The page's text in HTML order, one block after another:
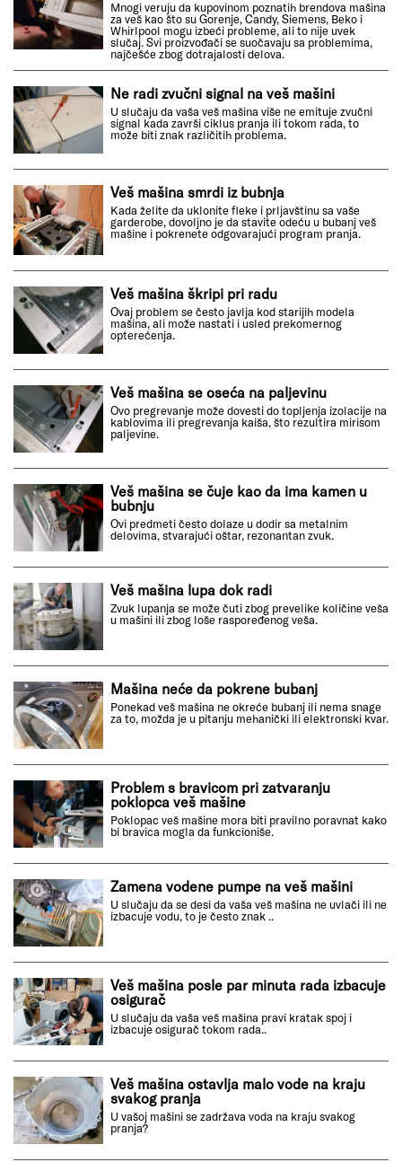
Mnogi veruju da kupovinom poznatih brendova mašina
za veš kao što su Gorenje, Candy, Siemens, Beko i
Whirlpool mogu izbeći probleme, ali to nije uvek
slučaj. Svi proizvođači se suočavaju sa problemima,
najčešće zbog dotrajalosti delova.
Ne radi zvučni signal na veš mašini
U slučaju da vaša veš mašina više ne emituje zvučni
signal kada završi ciklus pranja ili tokom rada, to
može biti znak različitih problema.
Veš mašina smrdi iz bubnja
Kada želite da uklonite fleke i prljavštinu sa vaše
garderobe, dovoljno je da stavite odeću u bubanj veš
mašine i pokrenete odgovarajući program pranja.
Veš mašina škripi pri radu
Ovaj problem se često javlja kod starijih modela
mašina, ali može nastati i usled prekomernog
opterećenja.
Veš mašina se oseća na paljevinu
Ovo pregrevanje može dovesti do topljenja izolacije na
kablovima ili pregrevanja kaiša, što rezultira mirisom
paljevine.
Veš mašina se čuje kao da ima kamen u
bubnju
Ovi predmeti često dolaze u dodir sa metalnim
delovima, stvarajući oštar, rezonantan zvuk.
Veš mašina lupa dok radi
Zvuk lupanja se može čuti zbog prevelike količine veša
u mašini ili zbog loše raspoređenog veša.
Mašina neće da pokrene bubanj
Ponekad veš mašina ne okreće bubanj ili nema snage
za to, možda je u pitanju mehanički ili elektronski kvar.
Problem s bravicom pri zatvaranju
poklopca veš mašine
Poklopac veš mašine mora biti pravilno poravnat kako
bi bravica mogla da funkcioniše.
Zamena vodene pumpe na veš mašini
U slučaju da se desi da vaša veš mašina ne uvlači ili ne
izbacuje vodu, to je često znak ..
Veš mašina posle par minuta rada izbacuje
osigurač
U slučaju da vaša veš mašina pravi kratak spoj i
izbacuje osigurač tokom rada..
Veš mašina ostavlja malo vode na kraju
svakog pranja
U vašoj mašini se zadržava voda na kraju svakog
pranja?